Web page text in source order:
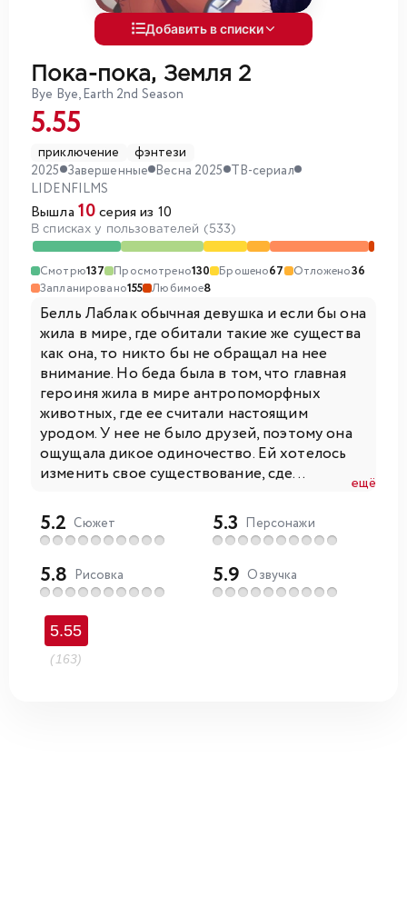
Добавить в списки
Пока-пока, Земля 2
Bye Bye, Earth 2nd Season
5.55
приключение
фэнтези
2025 Завершенные Весна 2025 ТВ-сериал
LIDENFILMS
Вышла 10серия из 10
В списках у пользователей (533)
Смотрю137 Просмотрено130 Брошено67 Отложено36
Запланировано155 Любимое8
Белль Лаблак обычная девушка и если бы она
жила в мире, где обитали такие же существа
как она, то никто бы не обращал на нее
внимание. Но беда была в том, что главная
героиня жила в мире антропоморфных
животных, где ее считали настоящим
уродом. У нее не было друзей, поэтому она
ощущала дикое одиночество. Ей хотелось
изменить свое существование, сде...
ещё
5.2 Сюжет 5.3 Персонажи
5.8 Рисовка 5.9 Озвучка
5.55
(163)